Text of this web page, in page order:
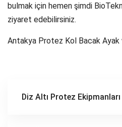
bulmak için hemen şimdi
ziyaret edebilirsiniz.
Antakya Protez Kol Bacak Ayak
Diz Altı Protez Ekipmanları